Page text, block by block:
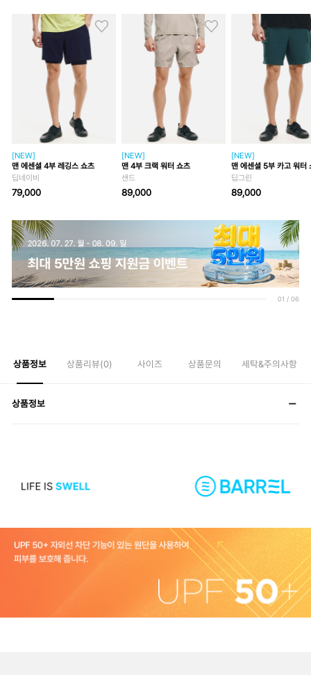
[NEW]
맨 에센셜 4부 레깅스 쇼츠
딥네이비
79,000
[NEW]
맨 4부 크랙 워터 쇼츠
샌드
89,000
[NEW]
맨 에센셜 5부 카고 워터
딥그린
89,000
01 / 06
상품정보 상품리뷰(0) 사이즈 상품문의 세탁&주의사항
상품정보